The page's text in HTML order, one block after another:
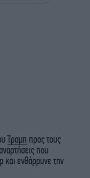
Τραμπ προς τους
που
και ενθάρρυνε την